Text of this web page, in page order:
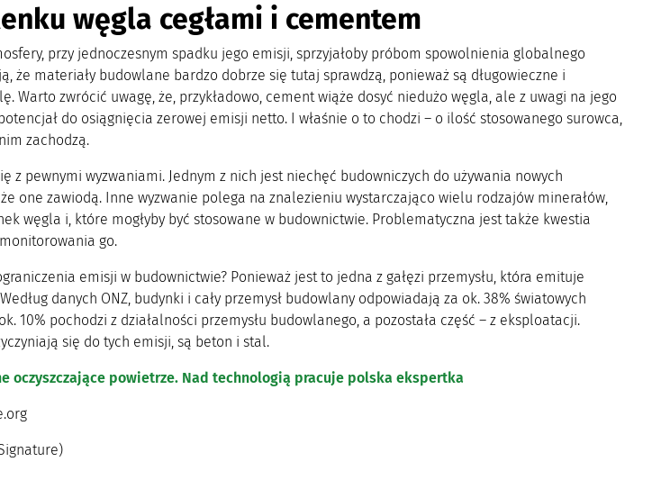
węgla cegłami i cementem
przy jednoczesnym spadku jego emisji, sprzyjałoby próbom spowolnienia globalnego
że materiały budowlane bardzo dobrze się tutaj sprawdzą, ponieważ są długowieczne i
Warto zwrócić uwagę, że, przykładowo, cement wiąże dosyć niedużo węgla, ale z uwagi na jego
do osiągnięcia zerowej emisji netto. I właśnie o to chodzi – o ilość stosowanego surowca,
zachodzą.
z pewnymi wyzwaniami. Jednym z nich jest niechęć budowniczych do używania nowych
one zawiodą. Inne wyzwanie polega na znalezieniu wystarczająco wielu rodzajów minerałów,
węgla i, które mogłyby być stosowane w budownictwie. Problematyczna jest także kwestia
go.
emisji w budownictwie? Ponieważ jest to jedna z gałęzi przemysłu, która emituje
danych ONZ, budynki i cały przemysł budowlany odpowiadają za ok. 38% światowych
10% pochodzi z działalności przemysłu budowlanego, a pozostała część – z eksploatacji.
się do tych emisji, są beton i stal.
oczyszczające powietrze. Nad technologią pracuje polska ekspertka